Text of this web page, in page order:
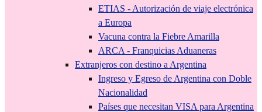
ETIAS - Autorización de viaje electrónica
a Europa
Vacuna contra la Fiebre Amarilla
ARCA - Franquicias Aduaneras
Extranjeros con destino a Argentina
Ingreso y Egreso de Argentina con Doble
Nacionalidad
Países que necesitan VISA para Argentina